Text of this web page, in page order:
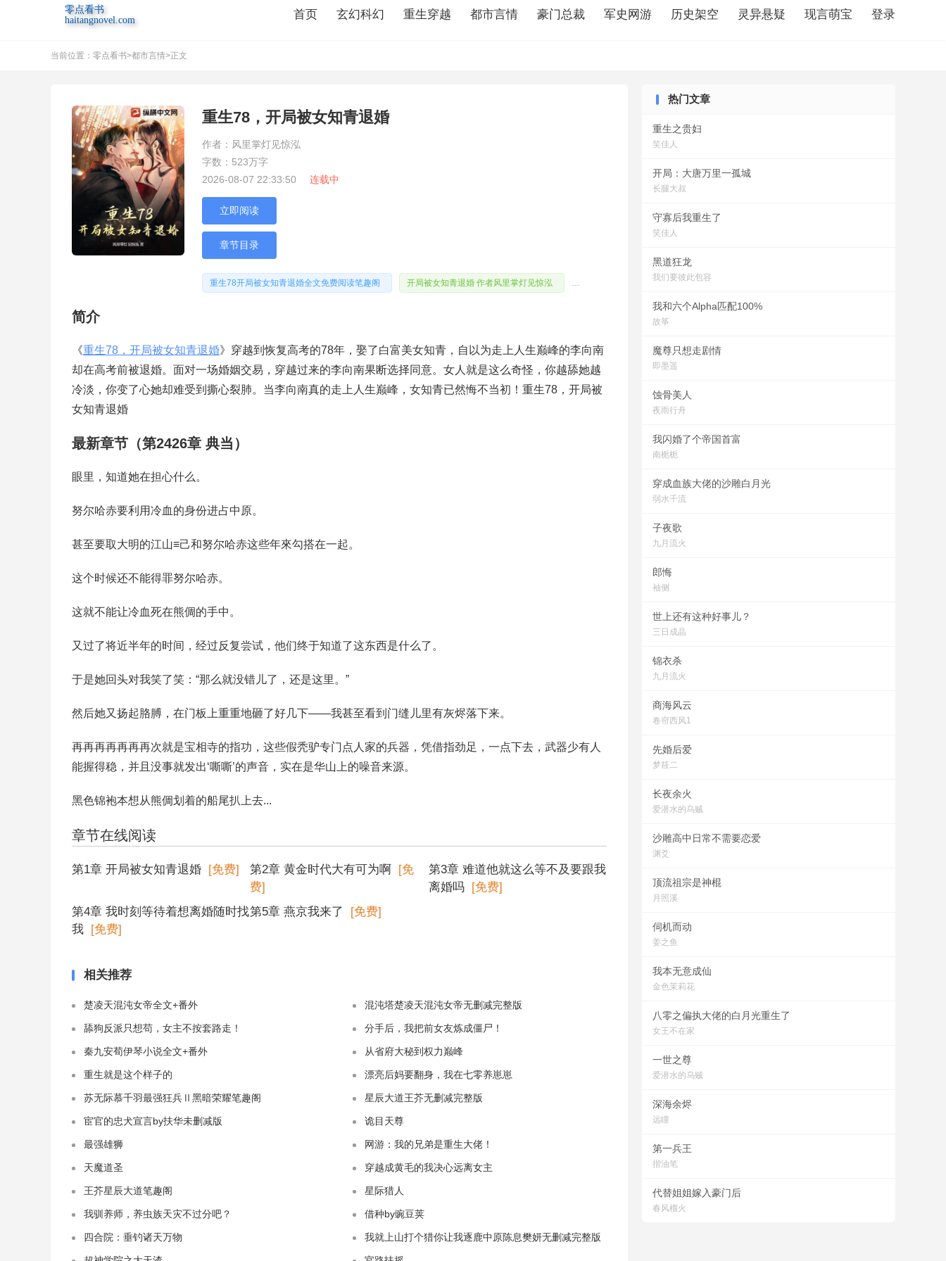
零点看书
haitangnovel.com
首页 玄幻科幻 重生穿越 都市言情 豪门总裁 军史网游 历史架空 灵异悬疑 现言萌宝 登录
当前位置： 零点看书>都市言情>正文
重生78，开局被女知青退婚
作者：风里掌灯见惊泓
字数：523万字
2026-08-07 22:33:50
连载中
立即阅读
章节目录
重生78开局被女知青退婚全文免费阅读笔趣阁 开局被女知青退婚 作者风里掌灯见惊泓 开局被女知青退婚 书旗 开局被女知青退婚 第1344章
简介
《重生78，开局被女知青退婚》穿越到恢复高考的78年，娶了白富美女知青，自以为走上人生巅峰的李向南
却在高考前被退婚。面对一场婚姻交易，穿越过来的李向南果断选择同意。女人就是这么奇怪，你越舔她越
冷淡，你变了心她却难受到撕心裂肺。当李向南真的走上人生巅峰，女知青已然悔不当初！重生78，开局被
女知青退婚
最新章节（第2426章 典当）
眼里，知道她在担心什么。
努尔哈赤要利用冷血的身份进占中原。
甚至要取大明的江山≡己和努尔哈赤这些年來勾搭在一起。
这个时候还不能得罪努尔哈赤。
这就不能让冷血死在熊倜的手中。
又过了将近半年的时间，经过反复尝试，他们终于知道了这东西是什么了。
于是她回头对我笑了笑：“那么就没错儿了，还是这里。”
然后她又扬起胳膊，在门板上重重地砸了好几下——我甚至看到门缝儿里有灰烬落下来。
再再再再再再再次就是宝相寺的指功，这些假秃驴专门点人家的兵器，凭借指劲足，一点下去，武器少有人
能握得稳，并且没事就发出‘嘶嘶’的声音，实在是华山上的噪音来源。
黑色锦袍本想从熊倜划着的船尾扒上去...
章节在线阅读
第1章 开局被女知青退婚 [免费] 第2章 黄金时代大有可为啊 [免
费]
第3章 难道他就这么等不及要跟我
离婚吗 [免费]
第4章 我时刻等待着想离婚随时找
我 [免费]
第5章 燕京我来了 [免费]
相关推荐
楚凌天混沌女帝全文+番外 混沌塔楚凌天混沌女帝无删减完整版
舔狗反派只想苟，女主不按套路走！ 分手后，我把前女友炼成僵尸！
秦九安荀伊琴小说全文+番外 从省府大秘到权力巅峰
重生就是这个样子的 漂亮后妈要翻身，我在七零养崽崽
苏无际慕千羽最强狂兵Ⅱ黑暗荣耀笔趣阁 星辰大道王芥无删减完整版
宦官的忠犬宣言by扶华未删减版 诡目天尊
最强雄狮 网游：我的兄弟是重生大佬！
天魔道圣 穿越成黄毛的我决心远离女主
王芥星辰大道笔趣阁 星际猎人
我驯养师，养虫族天灾不过分吧？ 借种by豌豆荚
四合院：垂钓诸天万物 我就上山打个猎你让我逐鹿中原陈息樊妍无删减完整版
热门文章
重生之贵妇
笑佳人
开局：大唐万里一孤城
长腿大叔
守寡后我重生了
笑佳人
黑道狂龙
我们要彼此包容
我和六个Alpha匹配100%
故筝
魔尊只想走剧情
即墨遥
蚀骨美人
夜雨行舟
我闪婚了个帝国首富
南栀栀
穿成血族大佬的沙雕白月光
弱水千流
子夜歌
九月流火
郎悔
袖侧
世上还有这种好事儿？
三日成晶
锦衣杀
九月流火
商海风云
卷帘西风1
先婚后爱
梦筱二
长夜余火
爱潜水的乌贼
沙雕高中日常不需要恋爱
渊爻
顶流祖宗是神棍
月照溪
伺机而动
姜之鱼
我本无意成仙
金色茉莉花
八零之偏执大佬的白月光重生了
女王不在家
一世之尊
爱潜水的乌贼
深海余烬
远瞳
第一兵王
揩油笔
代替姐姐嫁入豪门后
春风榴火